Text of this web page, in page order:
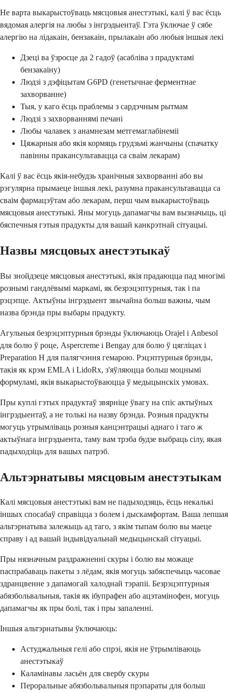
Не варта выкарыстоўваць мясцовыя анестэтыкі, калі ў вас ёсць
вядомая алергія на любы з інгрэдыентаў. Гэта ўключае ў сябе
алергію на лідакаін, бензакаін, прылакаін або любыя іншыя лекі
Дзеці ва ўзросце да 2 гадоў (асабліва з прадуктамі
бензакаіну)
Людзі з дэфіцытам G6PD (генетычнае ферментнае
захворванне)
Тыя, у каго ёсць праблемы з сардэчным рытмам
Людзі з захворваннямі печані
Любы чалавек з анамнезам метгемаглабінеміі
Цяжарныя або якія кормяць грудзьмі жанчыны (спачатку
павінны пракансультавацца са сваім лекарам)
Калі ў вас ёсць якія-небудзь хранічныя захворванні або вы
рэгулярна прымаеце іншыя лекі, разумна пракансультавацца са
сваім фармацэўтам або лекарам, перш чым выкарыстоўваць
мясцовыя анестэтыкі. Яны могуць дапамагчы вам вызначыць, ці
бяспечныя гэтыя прадукты для вашай канкрэтнай сітуацыі.
Назвы мясцовых анестэтыкаў
Вы знойдзеце мясцовыя анестэтыкі, якія прадаюцца пад многімі
рознымі гандлёвымі маркамі, як безрэцэптурныя, так і па
рэцэпце. Актыўны інгрэдыент звычайна больш важны, чым
назва брэнда пры выбары прадукту.
Агульныя безрэцэптурныя брэнды ўключаюць Orajel і Anbesol
для болю ў роце, Aspercreme і Bengay для болю ў цягліцах і
Preparation H для палягчэння гемарою. Рэцэптурныя брэнды,
такія як крэм EMLA і LidoRx, з'яўляюцца больш моцнымі
формуламі, якія выкарыстоўваюцца ў медыцынскіх умовах.
Пры куплі гэтых прадуктаў звярніце ўвагу на спіс актыўных
інгрэдыентаў, а не толькі на назву брэнда. Розныя прадукты
могуць утрымліваць розныя канцэнтрацыі аднаго і таго ж
актыўнага інгрэдыента, таму вам трэба будзе выбраць сілу, якая
падыходзіць для вашых патрэб.
Альтэрнатывы мясцовым анестэтыкам
Калі мясцовыя анестэтыкі вам не падыходзяць, ёсць некалькі
іншых спосабаў справіцца з болем і дыскамфортам. Ваша лепшая
альтэрнатыва залежыць ад таго, з якім тыпам болю вы маеце
справу і ад вашай індывідуальнай медыцынскай сітуацыі.
Пры нязначным раздражненні скуры і болю вы можаце
паспрабаваць пакеты з лёдам, якія могуць забяспечыць часовае
здранцвенне з дапамогай халоднай тэрапіі. Безрэцэптурныя
абязбольвальныя, такія як ібупрафен або ацэтамінофен, могуць
дапамагчы як пры болі, так і пры запаленні.
Іншыя альтэрнатывы ўключаюць:
Астуджальныя гелі або спрэі, якія не ўтрымліваюць
анестэтыкаў
Каламінавы ласьён для свербу скуры
Пероральные абязбольвальныя прэпараты для больш